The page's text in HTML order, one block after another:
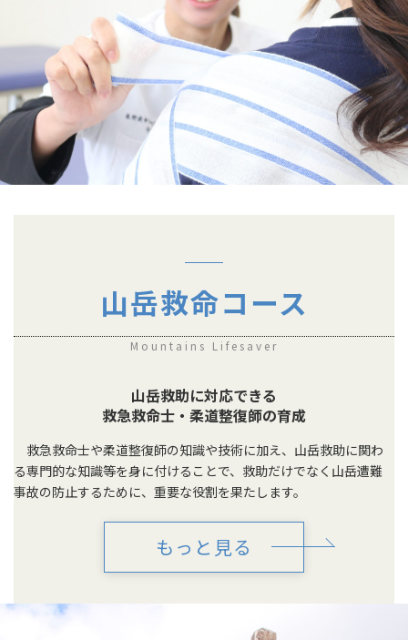
山岳救命コース
Mountains Lifesaver
山岳救助に対応できる
救急救命士・柔道整復師の育成
救急救命士や柔道整復師の知識や技術に加え、山岳救助に関わ
る専門的な知識等を身に付けることで、救助だけでなく山岳遭難
事故の防止するために、重要な役割を果たします。
もっと見る